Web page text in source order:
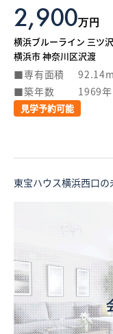
2,900万円
横浜ブルーライン 三ツ
横浜市 神奈川区沢渡
専有面積
築年数
1969
見学予約可能
東宝ハウス横浜西口